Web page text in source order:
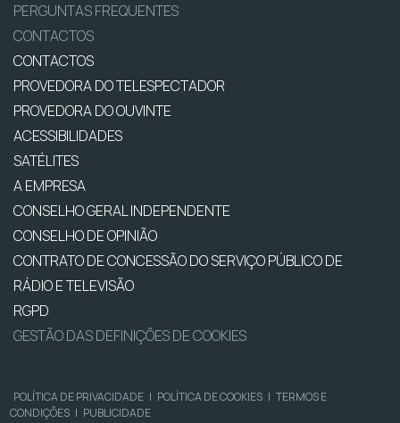
PERGUNTAS FREQUENTES
CONTACTOS
CONTACTOS
PROVEDORA DO TELESPECTADOR
PROVEDORA DO OUVINTE
ACESSIBILIDADES
SATÉLITES
A EMPRESA
CONSELHO GERAL INDEPENDENTE
CONSELHO DE OPINIÃO
CONTRATO DE CONCESSÃO DO SERVIÇO PÚBLICO DE
RÁDIO E TELEVISÃO
RGPD
GESTÃO DAS DEFINIÇÕES DE COOKIES
POLÍTICA DE PRIVACIDADE | POLÍTICA DE COOKIES | TERMOS E
CONDIÇÕES | PUBLICIDADE